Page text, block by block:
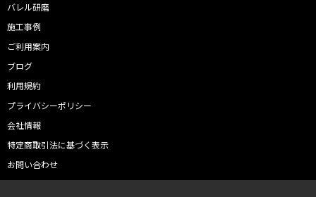
バレル研磨
施工事例
ご利用案内
ブログ
利用規約
プライバシーポリシー
会社情報
特定商取引法に基づく表示
お問い合わせ